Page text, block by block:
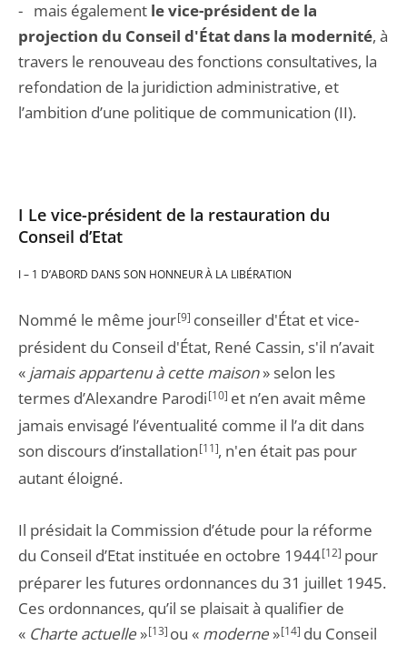
- mais également le vice-président de la
projection du Conseil d'État dans la modernité, à
travers le renouveau des fonctions consultatives, la
refondation de la juridiction administrative, et
l’ambition d’une politique de communication (II).
I Le vice-président de la restauration du
Conseil d’Etat
I – 1 D’ABORD DANS SON HONNEUR À LA LIBÉRATION
Nommé le même jour[9] conseiller d'État et vice-
président du Conseil d'État, René Cassin, s'il n’avait
« jamais appartenu à cette maison» selon les
termes d’Alexandre Parodi[10] et n’en avait même
jamais envisagé l’éventualité comme il l’a dit dans
son discours d’installation[11], n'en était pas pour
autant éloigné.
Il présidait la Commission d’étude pour la réforme
du Conseil d’Etat instituée en octobre 1944[12] pour
préparer les futures ordonnances du 31 juillet 1945.
Ces ordonnances, qu’il se plaisait à qualifier de
« Charte actuelle »[13] ou « moderne »[14] du Conseil